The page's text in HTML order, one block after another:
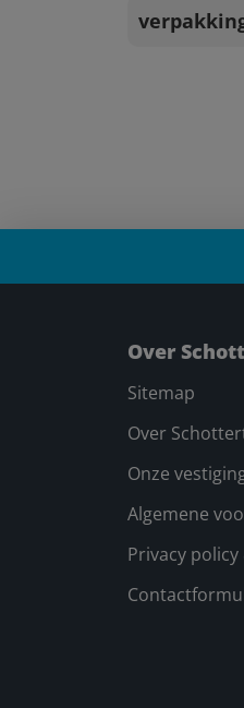
Over
Sitemap
Over
Onze
Algemene
Privacy